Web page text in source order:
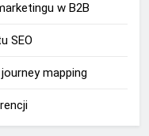
w B2B
SEO
mapping